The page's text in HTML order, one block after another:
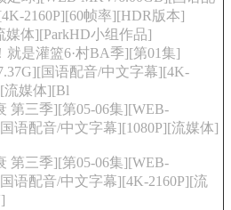
2160P][60帧率][HDR版本]
媒体][ParkHD小组作品]
就是灌篮6·村BA季][第01集]
国语配音/中文字幕][4K-
流媒体][Bl
第三季][第05-06集][WEB-
语配音/中文字幕][1080P][流媒体]
第三季][第05-06集][WEB-
语配音/中文字幕][4K-2160P][流